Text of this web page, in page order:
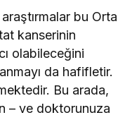
bu Orta
kanserinin
olabileceğini
da hafifletir.
Bu arada,
– ve doktorunuza